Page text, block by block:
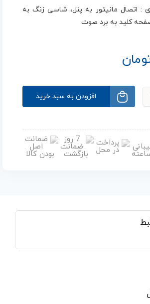
: اتصال مانیتور به پنل، شاسی زنگ به
کلید به برد صوت
افزودن به سبد خرید